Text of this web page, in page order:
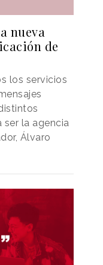
nueva
de
los servicios
ser la agencia
Álvaro